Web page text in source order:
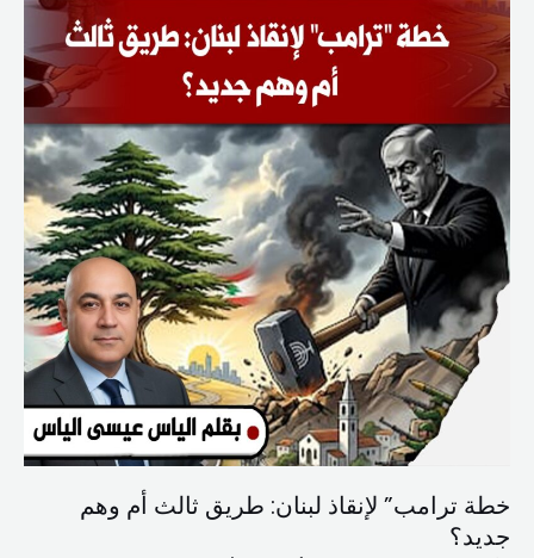
خطة ترامب” لإنقاذ لبنان: طريق ثالث أم وهم
جديد؟
أم
وهم
جديد؟